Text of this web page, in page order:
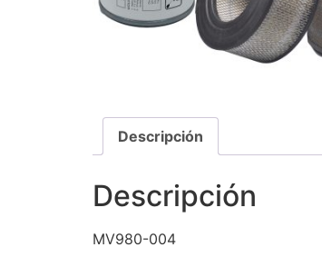
Descripción
Descripción
MV980-004